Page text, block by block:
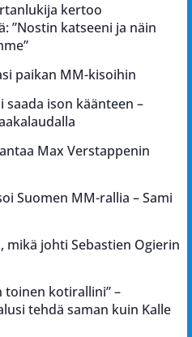
kertoo
”Nostin katseeni ja näin
paikan MM-kisoihin
saada ison käänteen –
Max Verstappenin
Suomen MM-rallia – Sami
mikä johti Sebastien Ogierin
toinen kotirallini” –
tehdä saman kuin Kalle